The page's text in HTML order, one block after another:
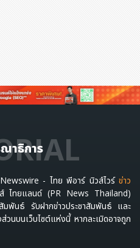
าธิการ
- ไทย พีอาร์ นิวส์ไวร์ ข่าว
ไทยแลนด์ (PR News Thailand)
มพันธ์ รับฝากข่าวประชาสัมพันธ์ และ
วนบนเว็บไซต์แห่งนี้ หากละเมิดอาจถูก